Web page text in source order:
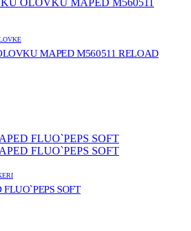
MAPED M560511 RELOAD
SOFT